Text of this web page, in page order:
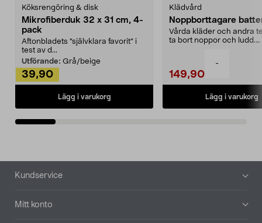
-
Köksrengöring & disk
Mikrofiberduk 32 x 31 cm, 4-
pack
Aftonbladets "självklara favorit” i
test av d...
Utförande: Grå/beige
39,90
Lägg i varukorg
Klädvård
Noppborttagare
Vårda kläder och andra
ta bort noppor och ludd.
149,90
Lägg i varukorg
Sidfot
Kundservice
Mitt konto